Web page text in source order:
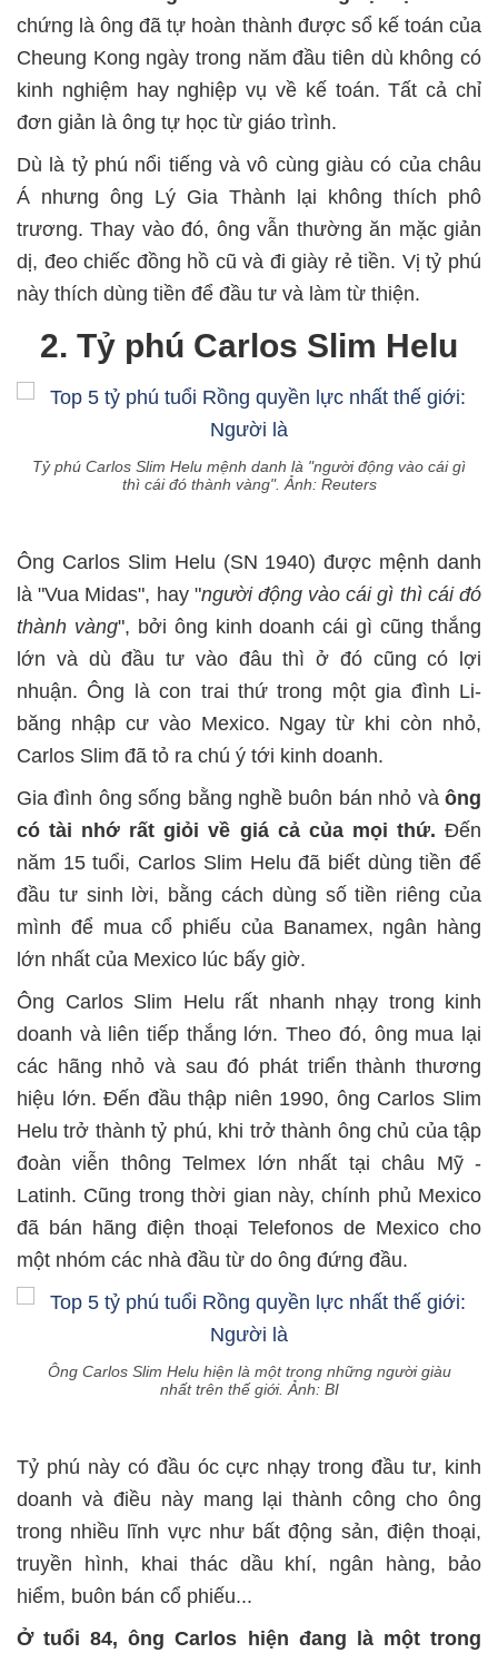
chứng là ông đã tự hoàn thành được sổ kế toán của
Cheung Kong ngày trong năm đầu tiên dù không có
kinh nghiệm hay nghiệp vụ về kế toán. Tất cả chỉ
đơn giản là ông tự học từ giáo trình.
Dù là tỷ phú nổi tiếng và vô cùng giàu có của châu
Á nhưng ông Lý Gia Thành lại không thích phô
trương. Thay vào đó, ông vẫn thường ăn mặc giản
dị, đeo chiếc đồng hồ cũ và đi giày rẻ tiền. Vị tỷ phú
này thích dùng tiền để đầu tư và làm từ thiện.
2. Tỷ phú Carlos Slim Helu
Tỷ phú Carlos Slim Helu mệnh danh là "người động vào cái gì
thì cái đó thành vàng". Ảnh: Reuters
Ông Carlos Slim Helu (SN 1940) được mệnh danh
là "Vua Midas", hay "người động vào cái gì thì cái đó
thành vàng", bởi ông kinh doanh cái gì cũng thắng
lớn và dù đầu tư vào đâu thì ở đó cũng có lợi
nhuận. Ông là con trai thứ trong một gia đình Li-
băng nhập cư vào Mexico. Ngay từ khi còn nhỏ,
Carlos Slim đã tỏ ra chú ý tới kinh doanh.
Gia đình ông sống bằng nghề buôn bán nhỏ và ông
có tài nhớ rất giỏi về giá cả của mọi thứ. Đến
năm 15 tuổi, Carlos Slim Helu đã biết dùng tiền để
đầu tư sinh lời, bằng cách dùng số tiền riêng của
mình để mua cổ phiếu của Banamex, ngân hàng
lớn nhất của Mexico lúc bấy giờ.
Ông Carlos Slim Helu rất nhanh nhạy trong kinh
doanh và liên tiếp thắng lớn. Theo đó, ông mua lại
các hãng nhỏ và sau đó phát triển thành thương
hiệu lớn. Đến đầu thập niên 1990, ông Carlos Slim
Helu trở thành tỷ phú, khi trở thành ông chủ của tập
đoàn viễn thông Telmex lớn nhất tại châu Mỹ -
Latinh. Cũng trong thời gian này, chính phủ Mexico
đã bán hãng điện thoại Telefonos de Mexico cho
một nhóm các nhà đầu từ do ông đứng đầu.
Ông Carlos Slim Helu hiện là một trong những người giàu
nhất trên thế giới. Ảnh: BI
Tỷ phú này có đầu óc cực nhạy trong đầu tư, kinh
doanh và điều này mang lại thành công cho ông
trong nhiều lĩnh vực như bất động sản, điện thoại,
truyền hình, khai thác dầu khí, ngân hàng, bảo
hiểm, buôn bán cổ phiếu...
Ở tuổi 84, ông Carlos hiện đang là một trong